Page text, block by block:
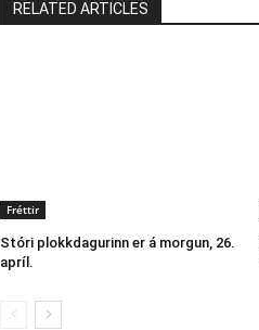
RELATED ARTICLES
Fréttir
Stóri plokkdagurinn er á morgun, 26.
apríl.